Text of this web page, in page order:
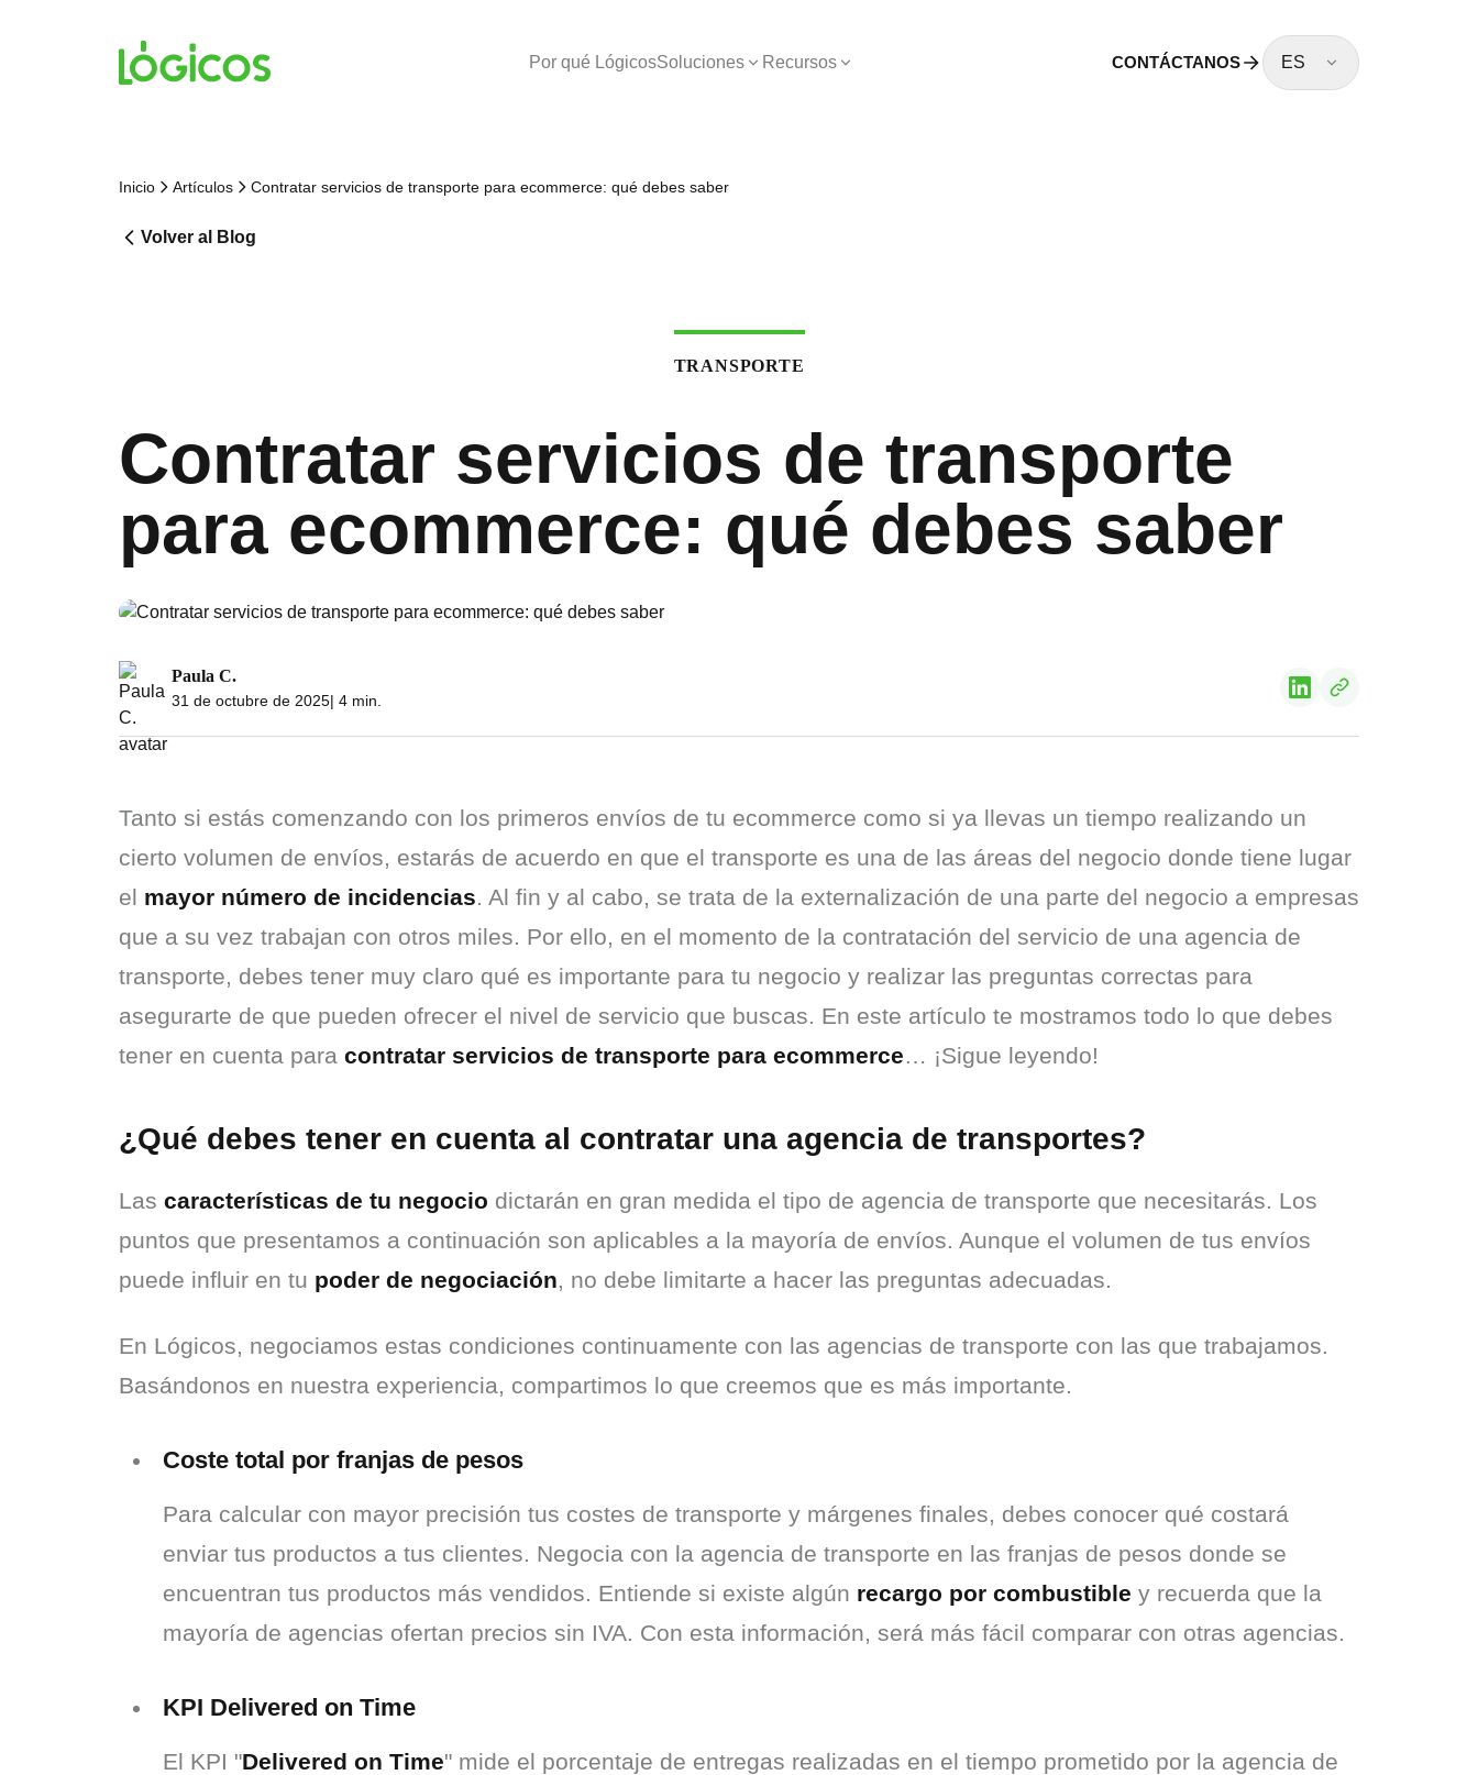
Por qué LógicosSoluciones Recursos CONTÁCTANOS ES
Inicio Artículos Contratar servicios de transporte para ecommerce: qué debes saber
Volver al Blog
TRANSPORTE
Contratar servicios de transporte
para ecommerce: qué debes saber
Paula C.
31 de octubre de 2025| 4 min.
Tanto si estás comenzando con los primeros envíos de tu ecommerce como si ya llevas un tiempo realizando un
cierto volumen de envíos, estarás de acuerdo en que el transporte es una de las áreas del negocio donde tiene lugar
el mayor número de incidencias. Al fin y al cabo, se trata de la externalización de una parte del negocio a empresas
que a su vez trabajan con otros miles. Por ello, en el momento de la contratación del servicio de una agencia de
transporte, debes tener muy claro qué es importante para tu negocio y realizar las preguntas correctas para
asegurarte de que pueden ofrecer el nivel de servicio que buscas. En este artículo te mostramos todo lo que debes
tener en cuenta para contratar servicios de transporte para ecommerce… ¡Sigue leyendo!
¿Qué debes tener en cuenta al contratar una agencia de transportes?
Las características de tu negocio dictarán en gran medida el tipo de agencia de transporte que necesitarás. Los
puntos que presentamos a continuación son aplicables a la mayoría de envíos. Aunque el volumen de tus envíos
puede influir en tu poder de negociación, no debe limitarte a hacer las preguntas adecuadas.
En Lógicos, negociamos estas condiciones continuamente con las agencias de transporte con las que trabajamos.
Basándonos en nuestra experiencia, compartimos lo que creemos que es más importante.
Coste total por franjas de pesos
Para calcular con mayor precisión tus costes de transporte y márgenes finales, debes conocer qué costará
enviar tus productos a tus clientes. Negocia con la agencia de transporte en las franjas de pesos donde se
encuentran tus productos más vendidos. Entiende si existe algún recargo por combustible y recuerda que la
mayoría de agencias ofertan precios sin IVA. Con esta información, será más fácil comparar con otras agencias.
KPI Delivered on Time
El KPI "Delivered on Time" mide el porcentaje de entregas realizadas en el tiempo prometido por la agencia de